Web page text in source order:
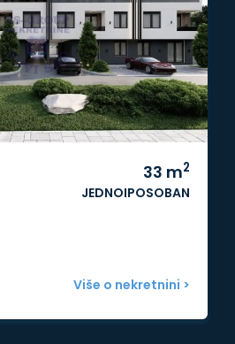
33 m2
JEDNOIPOSOBAN
Više o nekretnini >